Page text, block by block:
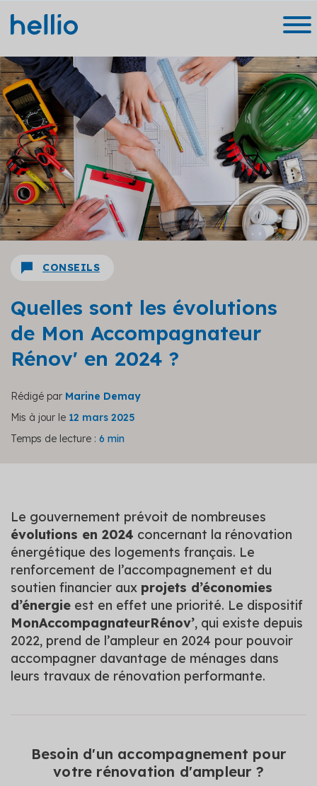
CONSEILS
Quelles sont les évolutions
de Mon Accompagnateur
Rénov' en 2024 ?
Rédigé par Marine Demay
Mis à jour le 12 mars 2025
Temps de lecture : 6 min
Le gouvernement prévoit de nombreuses
évolutions en 2024 concernant la rénovation
énergétique des logements français. Le
renforcement de l’accompagnement et du
soutien financier aux projets d’économies
d’énergie est en effet une priorité. Le dispositif
MonAccompagnateurRénov’, qui existe depuis
2022, prend de l’ampleur en 2024 pour pouvoir
accompagner davantage de ménages dans
leurs travaux de rénovation performante.
Besoin d'un accompagnement pour
votre rénovation d'ampleur ?